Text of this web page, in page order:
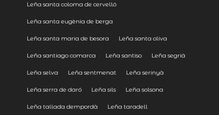
Leña santa coloma de cervelló
Leña santa eugènia de berga
Leña santa maria de besora Leña santa oliva
Leña santiago comarca Leña santiso Leña segriá
Leña selva Leña sentmenat Leña serinyà
Leña serra de daró Leña sils Leña solsona
Leña tallada dempordà Leña taradell